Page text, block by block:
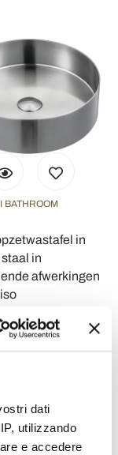
dati
utilizzando
e accedere
BATHROOM
in
in
afwerkingen
€ 979,90 - 20%